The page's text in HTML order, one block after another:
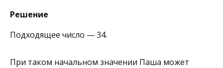
Решение
Подходящее число — 34.
При таком начальном значении Паша может